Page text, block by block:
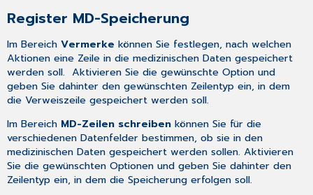
Register MD-Speicherung
Im BereichVermerke können Sie festlegen, nach welchen
Aktionen eine Zeile in die medizinischen Daten gespeichert
werden soll. Aktivieren Sie die gewünschte Option und
geben Sie dahinter den gewünschten Zeilentyp ein, in dem
die Verweiszeile gespeichert werden soll.
Im Bereich MD-Zeilen schreiben können Sie für die
verschiedenen Datenfelder bestimmen, ob sie in den
medizinischen Daten gespeichert werden sollen. Aktivieren
Sie die gewünschten Optionen und geben Sie dahinter den
Zeilentyp ein, in dem die Speicherung erfolgen soll.